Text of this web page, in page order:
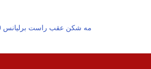
مه شکن عقب راست برلیانس H230